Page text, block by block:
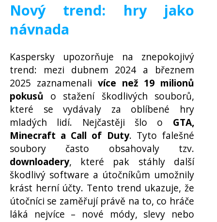
Nový trend: hry jako
návnada
Kaspersky upozorňuje na znepokojivý
trend: mezi dubnem 2024 a březnem
2025 zaznamenali více než 19 milionů
pokusů o stažení škodlivých souborů,
které se vydávaly za oblíbené hry
mladých lidí. Nejčastěji šlo o GTA,
Minecraft a Call of Duty. Tyto falešné
soubory často obsahovaly tzv.
downloadery, které pak stáhly další
škodlivý software a útočníkům umožnily
krást herní účty. Tento trend ukazuje, že
útočníci se zaměřují právě na to, co hráče
láká nejvíce – nové módy, slevy nebo